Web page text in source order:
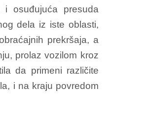
i osuđujuća presuda
dela iz iste oblasti,
prekršaja, a
prolaz vozilom kroz
da primeni različite
i na kraju povredom